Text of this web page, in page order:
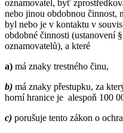
oznamovatel, byť
nebo jinou obdobnou činnost,
byl nebo je v kontaktu v
obdobné činnosti (ustanovení
oznamovatelů), a které
a) má znaky trestného činu,
b) má znaky přestupku, za
horní hranice je alespoň 100
c) porušuje tento zákon o